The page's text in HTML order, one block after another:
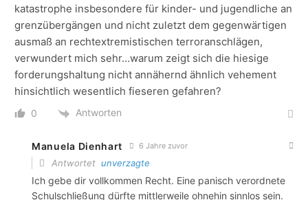
katastrophe insbesondere für kinder- und jugendliche an
grenzübergängen und nicht zuletzt dem gegenwärtigen
ausmaß an rechtextremistischen terroranschlägen,
verwundert mich sehr…warum zeigt sich die hiesige
forderungshaltung nicht annähernd ähnlich vehement
hinsichtlich wesentlich fieseren gefahren?
0 Antworten
Manuela Dienhart 6 Jahre zuvor
Antwortet unverzagte
Ich gebe dir vollkommen Recht. Eine panisch verordnete
Schulschließung dürfte mittlerweile ohnehin sinnlos sein.